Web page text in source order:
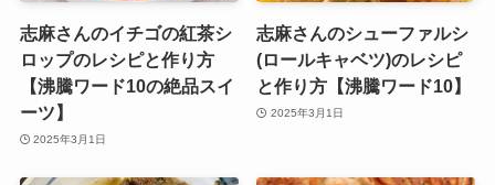
志麻さんのイチゴの紅茶シ
ロップのレシピと作り方
【沸騰ワード10の絶品スイ
ーツ】
2025年3月1日
志麻さんのシューファルシ
(ロールキャベツ)のレシピ
と作り方【沸騰ワード10】
2025年3月1日